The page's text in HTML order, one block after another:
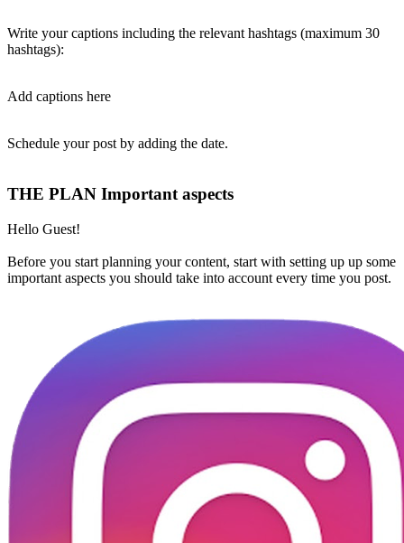
Write your captions including the relevant hashtags (maximum 30
hashtags):
Add captions here
Schedule your post by adding the date.
THE PLAN Important aspects
Hello Guest!
Before you start planning your content, start with setting up up some
important aspects you should take into account every time you post.